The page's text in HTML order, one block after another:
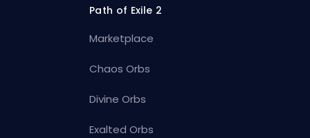
Path of Exile 2
Marketplace
Chaos Orbs
Divine Orbs
Exalted Orbs